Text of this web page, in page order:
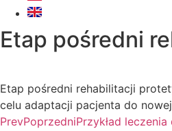
Etap pośredni
Etap pośredni rehabilitacji
celu adaptacji pacjenta do
PrevPoprzedniPrzykład